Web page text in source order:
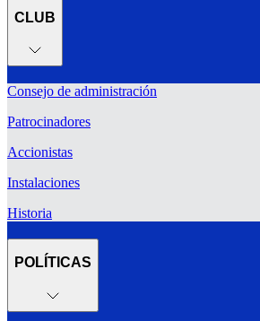
CLUB
Consejo de administración
Patrocinadores
Accionistas
Instalaciones
Historia
POLÍTICAS